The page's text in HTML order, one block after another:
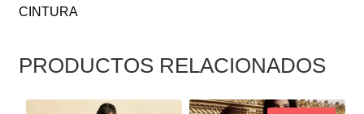
CINTURA
PRODUCTOS RELACIONADOS
ESTE